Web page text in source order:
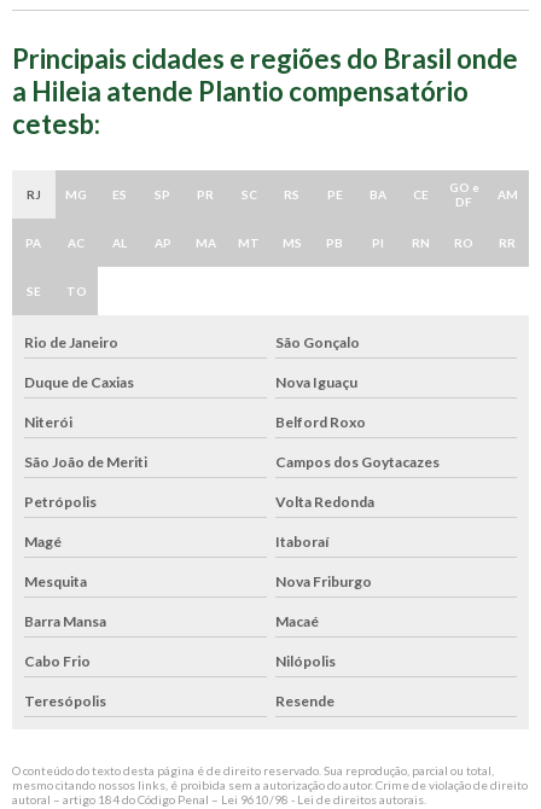
Principais cidades e regiões do Brasil onde
a Hileia atende Plantio compensatório
cetesb:
RJ MG ES SP PR SC RS PE BA CE
GO e
DF
AM
PA AC AL AP MA MT MS PB PI RN RO RR
SE TO
Rio de Janeiro São Gonçalo
Duque de Caxias Nova Iguaçu
Niterói Belford Roxo
São João de Meriti Campos dos Goytacazes
Petrópolis Volta Redonda
Magé Itaboraí
Mesquita Nova Friburgo
Barra Mansa Macaé
Cabo Frio Nilópolis
Teresópolis Resende
O conteúdo do texto desta página é de direito reservado. Sua reprodução, parcial ou total,
mesmo citando nossos links, é proibida sem a autorização do autor. Crime de violação de direito
autoral – artigo 184 do Código Penal – Lei 9610/98 - Lei de direitos autorais